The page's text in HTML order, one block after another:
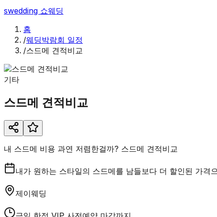
swedding 쇼웨딩
홈
/웨딩박람회 일정
/스드메 견적비교
기타
스드메 견적비교
내 스드메 비용 과연 저렴한걸까? 스드메 견적비교
내가 원하는 스타일의 스드메를 남들보다 더 할인된 가격
제이웨딩